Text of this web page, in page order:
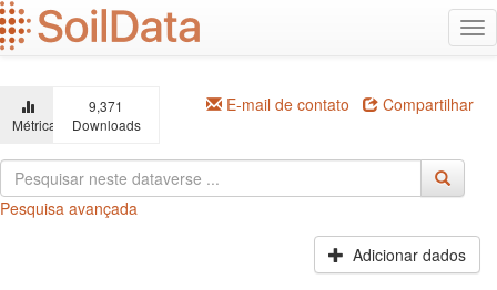
Ir
para
o
principal
Métricas
9,371
Downloads
E-mail de contato Compartilhar
Pesquisa avançada
Adicionar dados